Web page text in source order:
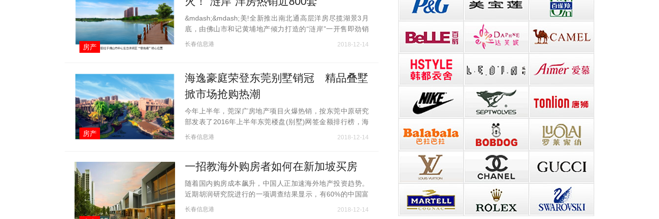
房产
&mdash;&mdash;美!全新推出南北通高层洋房尽揽湖景3月
底，由佛山市和记黄埔地产倾力打造的“涟岸”一开售即劲销
200套，至今已热销近800套，更连续2个月(4月、5月)雄踞
长春信息港 2018-12-14
房产
海逸豪庭荣登东莞别墅销冠 精品叠墅
掀市场抢购热潮
今年上半年，莞深广房地产项目火爆热销，按东莞中原研究
部发表了2016年上半年东莞楼盘(别墅)网签金额排行榜，海
逸豪庭以235套成交共14.1亿的销售佳绩，成为销售冠军。当
长春信息港 2018-12-14
一招教海外购房者如何在新加坡买房
随着国内购房成本飙升，中国人正加速海外地产投资趋势。
近期胡润研究院进行的一项调查结果显示，有60%的中国富
人计划在未来三年内在海外进行购置房产。据估算，仅2016
长春信息港 2018-12-14